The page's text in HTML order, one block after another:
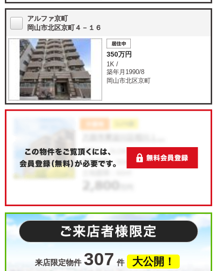
アルファ京町
岡山市北区京町４－１６
350万円
1K /
築年月1990/8
岡山市北区京町
来店限定物件 307 件 大公開！